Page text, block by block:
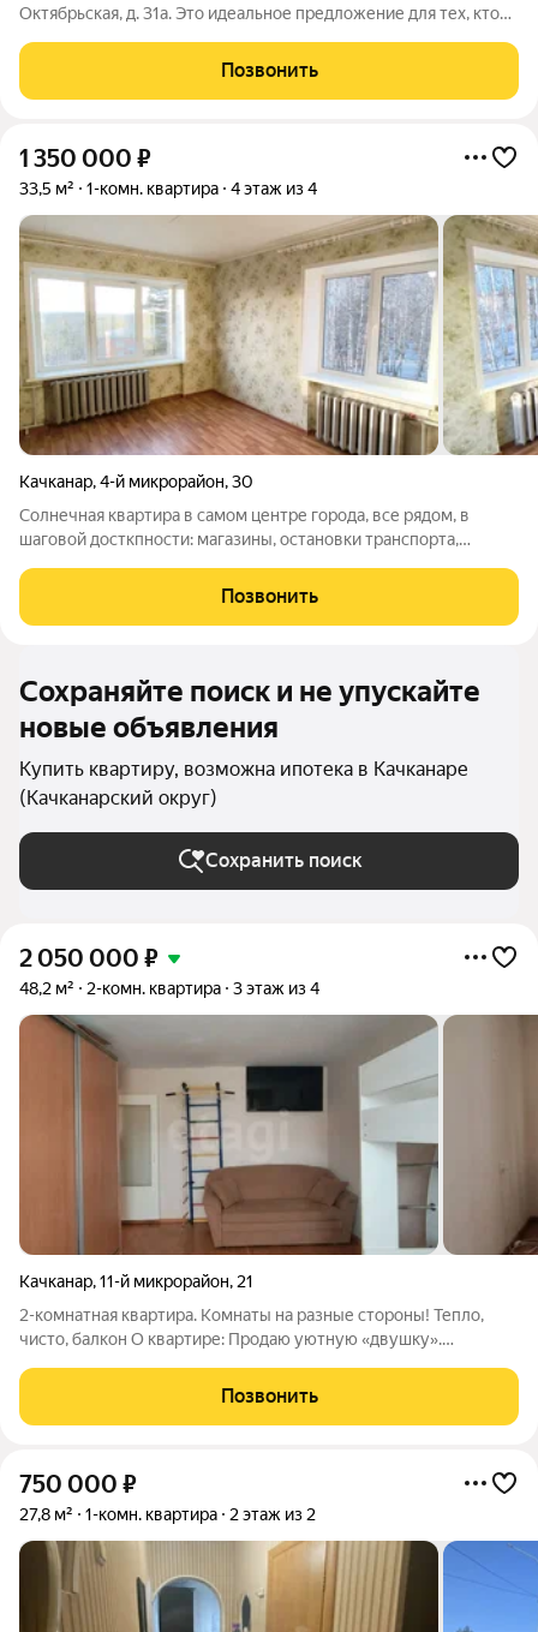
Октябрьская, д. 31а. Это идеальное предложение для тех, кто
представляется в мечтах! Просторная площадь квартиры
позволит воплотить любые
Позвонить
1 350 000 ₽
33,5 м² 1-комн. квартира 4 этаж из 4
Качканар,4-й микрорайон,30
Солнечная квартира в самом центре города, все рядом, в
шаговой досткпности: магазины, остановки транспорта,
сад, недалеко школа. Прекрасный вид из окна на гору Качканар
и красивейшие
Позвонить
Сохраняйте поиск и не упускайте
новые объявления
Купить квартиру, возможна ипотека в Качканаре
(Качканарский округ)
Сохранить поиск
2 050 000 ₽
48,2 м² 2-комн. квартира 3 этаж из 4
Качканар,11-й микрорайон, 21
2-комнатная квартира. Комнаты на разные стороны! Тепло,
чисто, балкон О квартире: Продаю уютную «двушку».
не продувают и гасят шум с улицы. Есть застекленный балкон
дополнительное место для
Позвонить
750 000 ₽
27,8 м² 1-комн. квартира 2 этаж из 2